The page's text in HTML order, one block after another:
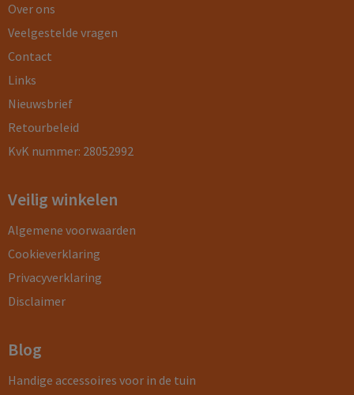
Over ons
Veelgestelde vragen
Contact
Links
Nieuwsbrief
Retourbeleid
KvK nummer: 28052992
Veilig winkelen
Algemene voorwaarden
Cookieverklaring
Privacyverklaring
Disclaimer
Blog
Handige accessoires voor in de tuin